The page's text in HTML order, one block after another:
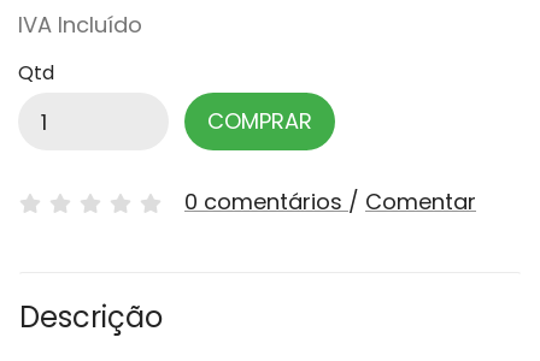
IVA Incluído
Qtd
COMPRAR
0 comentários / Comentar
Descrição